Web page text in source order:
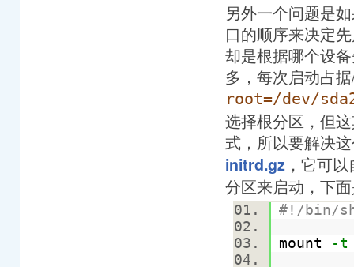
另外一个问题是
口的顺序来决定
却是根据哪个设
多，每次启动占
root=/dev/
选择根分区，但
式，所以要解决
initrd.gz，它可以
分区来启动，下
#!/bin/
mount -t